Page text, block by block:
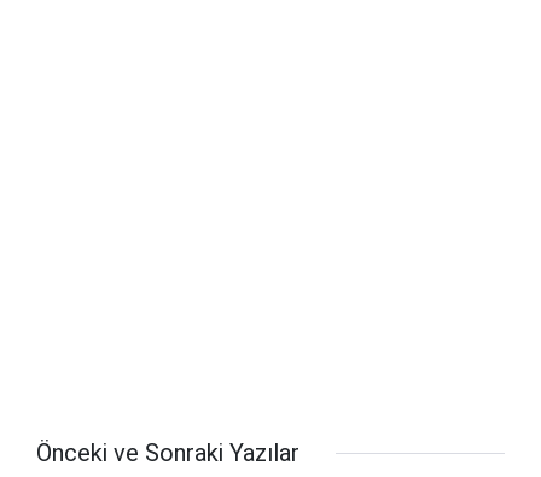
Önceki ve Sonraki Yazılar